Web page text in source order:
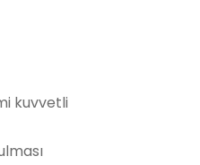
kuvvetli